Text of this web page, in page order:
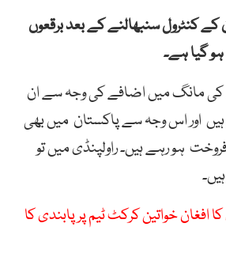
کے کنٹرول سنبھالنے کے بعد برقعوں
گیا ہے۔
کی مانگ میں اضافے کی وجہ سے ان
اور اس وجہ سے پاکستان میں بھی
ہو رہے ہیں۔ راولپنڈی میں تو
افغان خواتین کرکٹ ٹیم پر پابندی کا